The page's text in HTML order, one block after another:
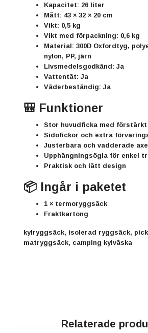
Kapacitet: 26 liter
Mått: 43 × 32 × 20 cm
Vikt: 0,5 kg
Vikt med förpackning: 0,6 kg
Material: 300D Oxfordtyg,
nylon, PP, järn
Livsmedelsgodkänd: Ja
Vattentät: Ja
Väderbeständig: Ja
🎒 Funktioner
Stor huvudficka med förstärkt
Sidofickor och extra
Justerbara och vadderade
Upphängningsögla för enkel
Praktisk och lätt design
📦 Ingår i paketet
1 × termoryggsäck
Fraktkartong
kylryggsäck, isolerad ryggsäck,
matryggsäck, camping kylväska